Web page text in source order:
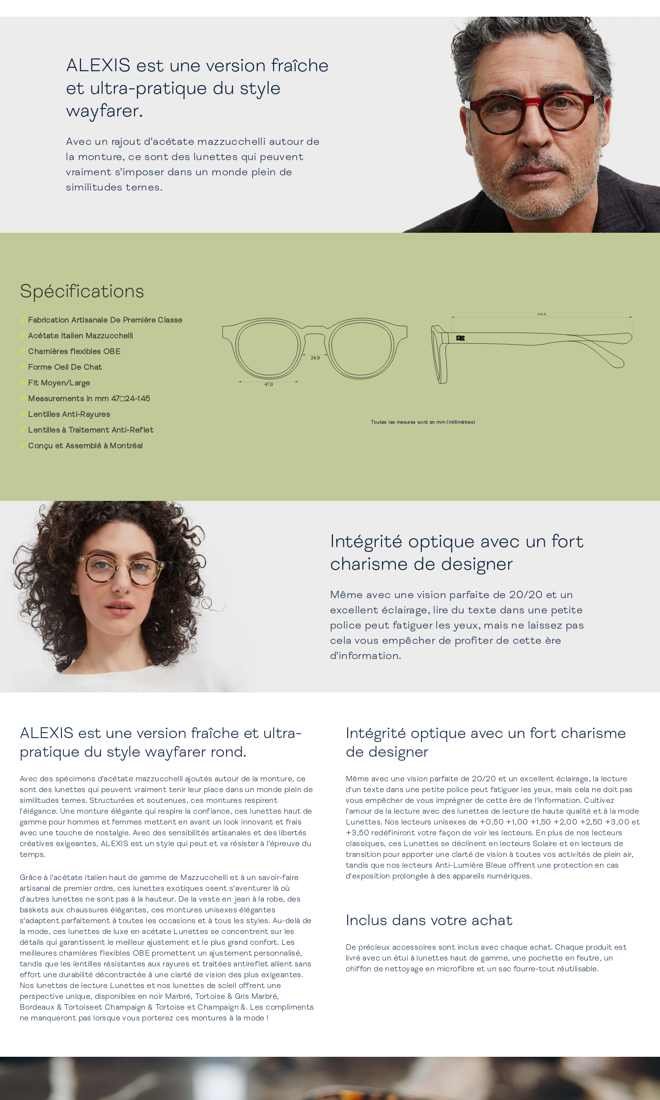
ALEXIS est une version fraîche
et ultra-pratique du style
wayfarer.
Avec un rajout d'acétate mazzucchelli autour de
la monture, ce sont des lunettes qui peuvent
vraiment s'imposer dans un monde plein de
similitudes ternes.
Spécifications
Fabrication Artisanale De Première Classe
Acétate Italien Mazzucchelli
Charnières flexibles OBE
Forme Oeil De Chat
Fit Moyen/Large
Measurements in mm 47□24-145
Lentilles Anti-Rayures
Lentilles à Traitement Anti-Reflet
Conçu et Assemblé à Montréal
Toutes les mesures sont en mm (millimètres)
Intégrité optique avec un fort
charisme de designer
Même avec une vision parfaite de 20/20 et un
excellent éclairage, lire du texte dans une petite
police peut fatiguer les yeux, mais ne laissez pas
cela vous empêcher de profiter de cette ère
d'information.
ALEXIS est une version fraîche et ultra-
pratique du style wayfarer rond.
Avec des spécimens d'acétate mazzucchelli ajoutés autour de la monture, ce
sont des lunettes qui peuvent vraiment tenir leur place dans un monde plein de
similitudes ternes. Structurées et soutenues, ces montures respirent
l'élégance. Une monture élégante qui respire la confiance, ces lunettes haut de
gamme pour hommes et femmes mettent en avant un look innovant et frais
avec une touche de nostalgie. Avec des sensibilités artisanales et des libertés
créatives exigeantes, ALEXIS est un style qui peut et va résister à l'épreuve du
temps.
Grâce à l'acétate italien haut de gamme de Mazzucchelli et à un savoir-faire
artisanal de premier ordre, ces lunettes exotiques osent s'aventurer là où
d'autres lunettes ne sont pas à la hauteur. De la veste en jean à la robe, des
baskets aux chaussures élégantes, ces montures unisexes élégantes
s'adaptent parfaitement à toutes les occasions et à tous les styles. Au-delà de
la mode, ces lunettes de luxe en acétate Lunettes se concentrent sur les
détails qui garantissent le meilleur ajustement et le plus grand confort. Les
meilleures charnières flexibles OBE promettent un ajustement personnalisé,
tandis que les lentilles résistantes aux rayures et traitées antireflet allient sans
effort une durabilité décontractée à une clarté de vision des plus exigeantes.
Nos lunettes de lecture Lunettes et nos lunettes de soleil offrent une
perspective unique, disponibles en noir Marbré, Tortoise & Gris Marbré,
Bordeaux & Tortoiseet Champaign & Tortoise et Champaign &. Les compliments
ne manqueront pas lorsque vous porterez ces montures à la mode !
Intégrité optique avec un fort charisme
de designer
Même avec une vision parfaite de 20/20 et un excellent éclairage, la lecture
d'un texte dans une petite police peut fatiguer les yeux, mais cela ne doit pas
vous empêcher de vous imprégner de cette ère de l'information. Cultivez
l'amour de la lecture avec des lunettes de lecture de haute qualité et à la mode
Lunettes. Nos lecteurs unisexes de +0,50 +1,00 +1,50 +2,00 +2,50 +3,00 et
+3,50 redéfiniront votre façon de voir les lecteurs. En plus de nos lecteurs
classiques, ces Lunettes se déclinent en lecteurs Solaire et en lecteurs de
transition pour apporter une clarté de vision à toutes vos activités de plein air,
tandis que nos lecteurs Anti-Lumière Bleue offrent une protection en cas
d'exposition prolongée à des appareils numériques.
Inclus dans votre achat
De précieux accessoires sont inclus avec chaque achat. Chaque produit est
livré avec un étui à lunettes haut de gamme, une pochette en feutre, un
chiffon de nettoyage en microfibre et un sac fourre-tout réutilisable.